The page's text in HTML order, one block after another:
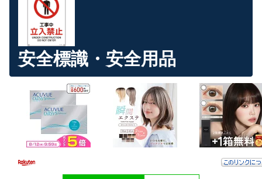
安全標識・安全用品